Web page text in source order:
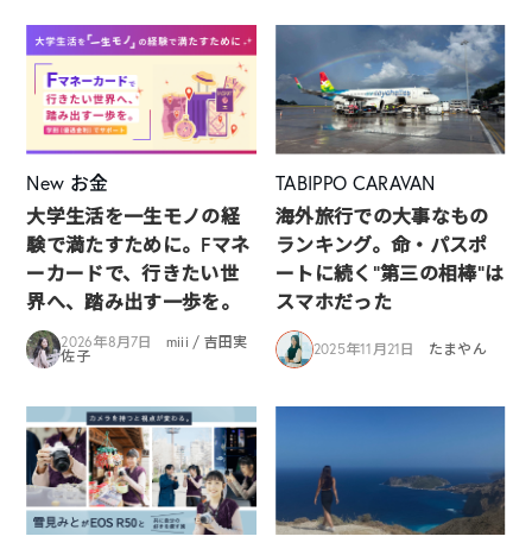
New お金
大学生活を一生モノの経
験で満たすために。Fマネ
ーカードで、行きたい世
界へ、踏み出す一歩を。
2026年8月7日
miii / 吉田実
佐子
TABIPPO CARAVAN
海外旅行での大事なもの
ランキング。命・パスポ
ートに続く“第三の相棒”は
スマホだった
2025年11月21日 たまやん